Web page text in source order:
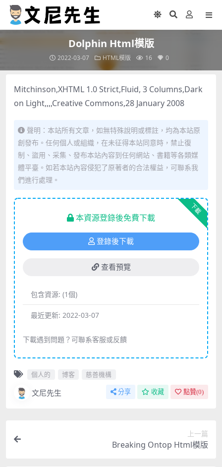
Dolphin Html模版
2022-03-07 HTML模版 16 0
Mitchinson,XHTML 1.0 Strict,Fluid, 3 Columns,Dark
on Light,,,,Creative Commons,28 January 2008
聲明：本站所有文章，如無特殊說明或標註，均為本站原
創發布。任何個人或組織，在未征得本站同意時，禁止復
制、盜用、采集、發布本站內容到任何網站、書籍等各類媒
體平臺。如若本站內容侵犯了原著者的合法權益，可聯系我
們進行處理。
下載
本資源登錄後免費下載
登錄後下載
查看預覽
包含資源: (1個)
最近更新: 2022-03-07
下載遇到問題？可聯系客服或反饋
個人的 博客 慈善機構
文尼先生 分享 收藏 點贊(0)
上一篇
Breaking Ontop Html模版